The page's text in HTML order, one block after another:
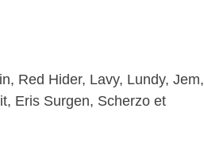
Red Hider, Lavy, Lundy, Jem,
Eris Surgen, Scherzo et